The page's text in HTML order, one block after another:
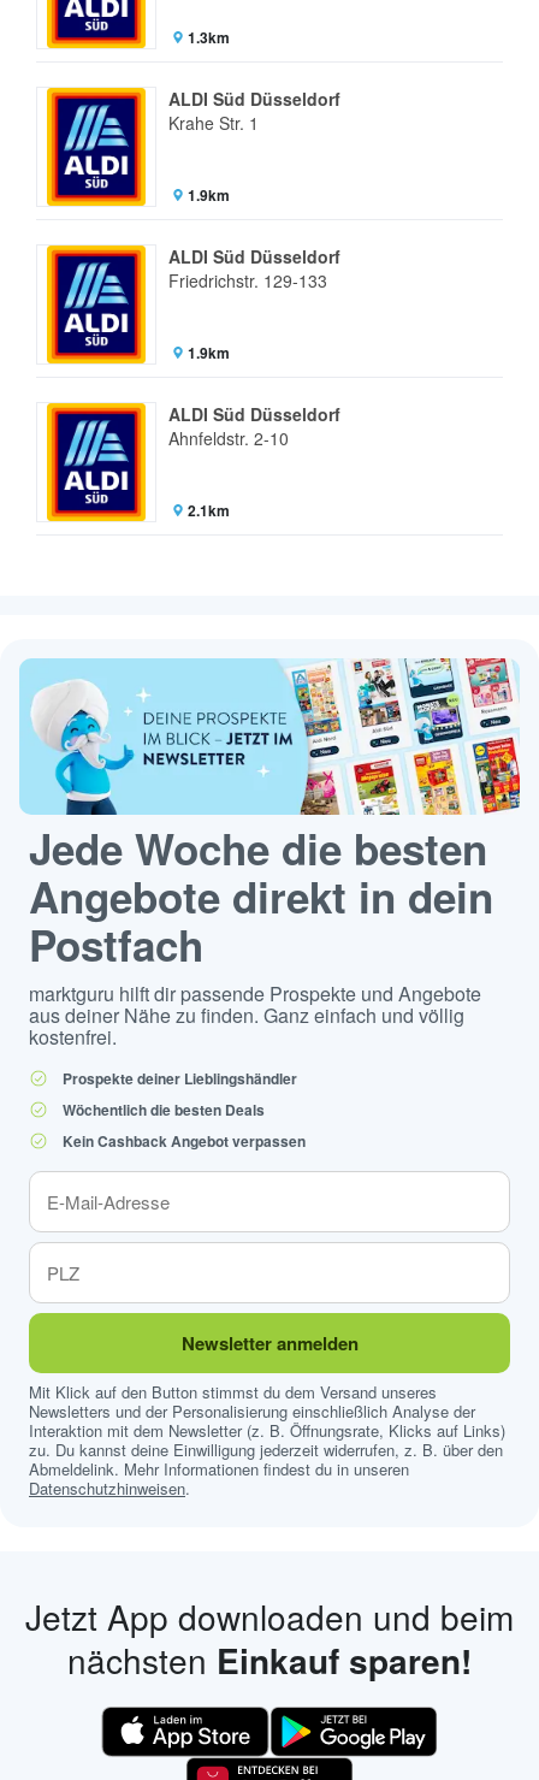
1.3km
ALDI Süd Düsseldorf
Krahe Str. 1
1.9km
ALDI Süd Düsseldorf
Friedrichstr. 129-133
1.9km
ALDI Süd Düsseldorf
Ahnfeldstr. 2-10
2.1km
Jede Woche die besten
Angebote direkt in dein
Postfach
marktguru hilft dir passende Prospekte und Angebote
aus deiner Nähe zu finden. Ganz einfach und völlig
kostenfrei.
Prospekte deiner Lieblingshändler
Wöchentlich die besten Deals
Kein Cashback Angebot verpassen
Newsletter anmelden
Mit Klick auf den Button stimmst du dem Versand unseres
Newsletters und der Personalisierung einschließlich Analyse der
Interaktion mit dem Newsletter (z. B. Öffnungsrate, Klicks auf Links)
zu. Du kannst deine Einwilligung jederzeit widerrufen, z. B. über den
Abmeldelink. Mehr Informationen findest du in unseren
Datenschutzhinweisen.
Jetzt App downloaden und beim
nächsten Einkauf sparen!